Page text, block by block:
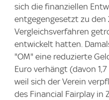
sich die finanziellen
entgegengesetzt zu den
Vergleichsverfahren
entwickelt hatten.
"OM" eine reduzierte
Euro verhängt (davon
weil sich der Verein
des Financial Fairplay in